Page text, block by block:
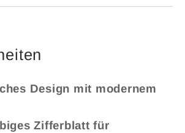
Design mit modernem
Zifferblatt für